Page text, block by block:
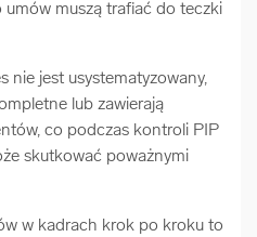
muszą trafiać do teczki
nie jest usystematyzowany,
lub zawierają
co podczas kontroli PIP
skutkować poważnymi
w kadrach krok po kroku to